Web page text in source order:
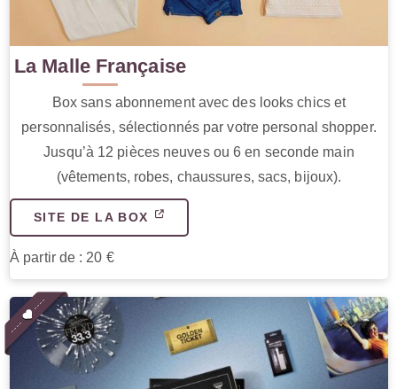
La Malle Française
Box sans abonnement avec des looks chics et
personnalisés, sélectionnés par votre personal shopper.
Jusqu’à 12 pièces neuves ou 6 en seconde main
(vêtements, robes, chaussures, sacs, bijoux).
SITE DE LA BOX
À partir de : 20 €